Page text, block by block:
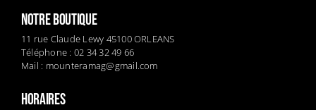
NOTRE BOUTIQUE
11 rue Claude Lewy 45100 ORLEANS
Téléphone : 02 34 32 49 66
Mail : mounteramag@gmail.com
HORAIRES